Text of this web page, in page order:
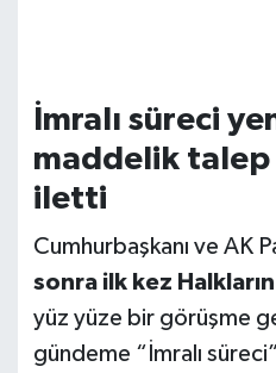
İmralı süreci
maddelik talep
iletti
Cumhurbaşkanı ve AK
sonra ilk kez
yüz yüze bir görüşme
gündeme “İmralı